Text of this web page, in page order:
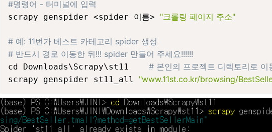
#명령어 - 터미널에 입력
scrapy genspider <spider 이름> "크롤링 페이지 주소"
# 예: 11번가 베스트 카테고리 spider 생성
# 반드시 경로 이동한 뒤!!! spider 만들어 주세요!!!!!!
cd Downloads\Scrapy\st11 # 본인의 프로젝트 디렉토리로 이
scrapy genspider st11_all "www.11st.co.kr/browsing/